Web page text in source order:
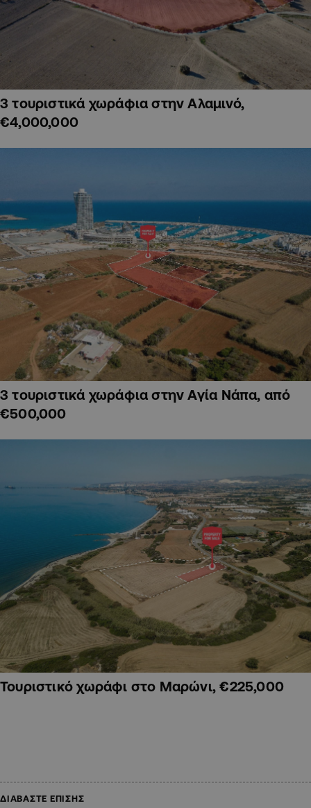
3 τουριστικά χωράφια στην Αλαμινό,
€4,000,000
3 τουριστικά χωράφια στην Αγία Νάπα, από
€500,000
Τουριστικό χωράφι στο Μαρώνι, €225,000
ΔΙΑΒΑΣΤΕ ΕΠΙΣΗΣ